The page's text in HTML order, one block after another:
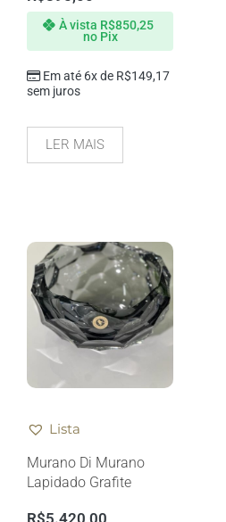
Em até 6x de R$149,17
sem juros
À vista R$850,25
no Pix
LER MAIS
Lista
Murano Di Murano
Lapidado Grafite
R$5.420,00